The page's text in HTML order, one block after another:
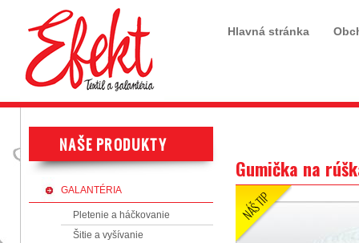
Hlavná stránka
GALANTÉRIA
Pletenie a háčkovanie
Šitie a vyšívanie
Gumička na